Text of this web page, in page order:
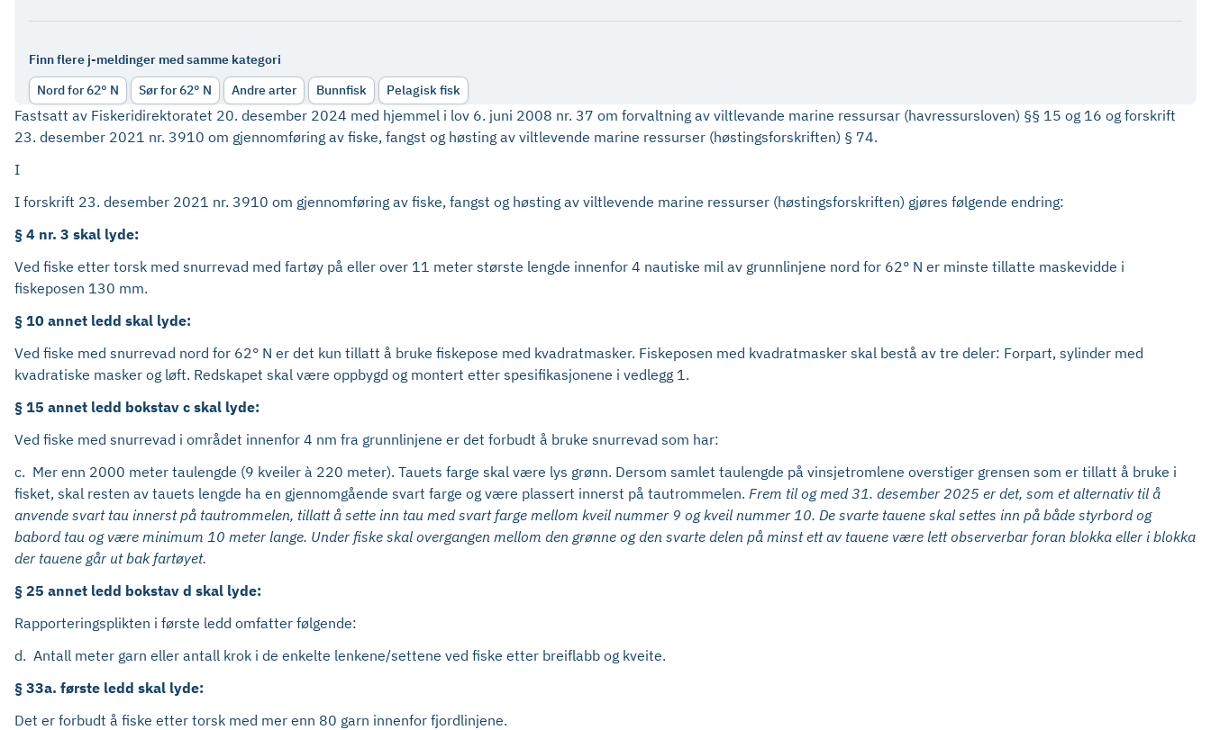
Finn flere j-meldinger med samme kategori
Nord for 62° N
Sør for 62° N Andre arter Bunnfisk Pelagisk fisk
Fastsatt av Fiskeridirektoratet 20. desember 2024 med hjemmel i lov 6. juni 2008 nr. 37 om forvaltning av viltlevande marine ressursar (havressursloven) §§ 15 og 16 og forskrift
23. desember 2021 nr. 3910 om gjennomføring av fiske, fangst og høsting av viltlevende marine ressurser (høstingsforskriften) § 74.
I
I forskrift 23. desember 2021 nr. 3910 om gjennomføring av fiske, fangst og høsting av viltlevende marine ressurser (høstingsforskriften) gjøres følgende endring:
§ 4 nr. 3 skal lyde:
Ved fiske etter torsk med snurrevad med fartøy på eller over 11 meter største lengde innenfor 4 nautiske mil av grunnlinjene nord for 62° N er minste tillatte maskevidde i
fiskeposen 130 mm.
§ 10 annet ledd skal lyde:
Ved fiske med snurrevad nord for 62° N er det kun tillatt å bruke fiskepose med kvadratmasker. Fiskeposen med kvadratmasker skal bestå av tre deler: Forpart, sylinder med
kvadratiske masker og løft. Redskapet skal være oppbygd og montert etter spesifikasjonene i vedlegg 1.
§ 15 annet ledd bokstav c skal lyde:
Ved fiske med snurrevad i området innenfor 4 nm fra grunnlinjene er det forbudt å bruke snurrevad som har:
c. Mer enn 2000 meter taulengde (9 kveiler à 220 meter). Tauets farge skal være lys grønn. Dersom samlet taulengde på vinsjetromlene overstiger grensen som er tillatt å bruke i
fisket, skal resten av tauets lengde ha en gjennomgående svart farge og være plassert innerst på tautrommelen. Frem til og med 31. desember 2025 er det, som et alternativ til å
anvende svart tau innerst på tautrommelen, tillatt å sette inn tau med svart farge mellom kveil nummer 9 og kveil nummer 10. De svarte tauene skal settes inn på både styrbord og
babord tau og være minimum 10 meter lange. Under fiske skal overgangen mellom den grønne og den svarte delen på minst ett av tauene være lett observerbar foran blokka eller i blokka
der tauene går ut bak fartøyet.
§ 25 annet ledd bokstav d skal lyde:
Rapporteringsplikten i første ledd omfatter følgende:
d. Antall meter garn eller antall krok i de enkelte lenkene/settene ved fiske etter breiflabb og kveite.
§ 33a. første ledd skal lyde:
Det er forbudt å fiske etter torsk med mer enn 80 garn innenfor fjordlinjene.